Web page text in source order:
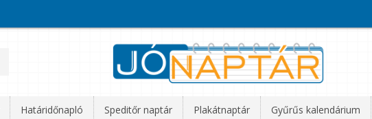
Határidőnapló Speditőr naptár Plakátnaptár Gyűrűs kalendárium